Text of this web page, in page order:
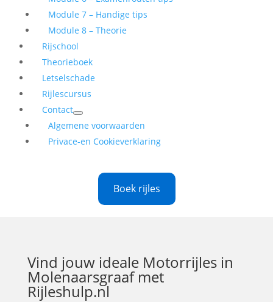
Module 7 – Handige tips
Module 8 – Theorie
Rijschool
Theorieboek
Letselschade
Rijlescursus
Contact
Algemene voorwaarden
Privace-en Cookieverklaring
Boek rijles
Vind jouw ideale Motorrijles in
Molenaarsgraafmet
Rijleshulp.nl